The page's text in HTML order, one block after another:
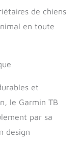
de 6,4 km
Pro
TB 10, une
1,9 cm, un
secteur,
de charge,
de
contact
de chiens
en toute
et
le Garmin TB
par sa
design